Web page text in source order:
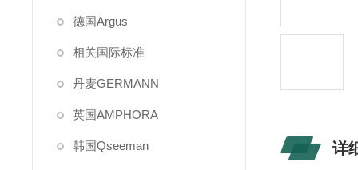
德国Argus
相关国际标准
丹麦GERMANN
英国AMPHORA
韩国Qseeman 详